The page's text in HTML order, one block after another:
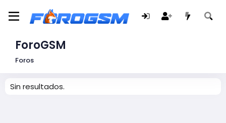
ForoGSM
Foros
Sin resultados.